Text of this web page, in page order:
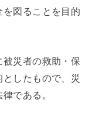
図ることを目的
被災者の救助・保
したもので、災
である。